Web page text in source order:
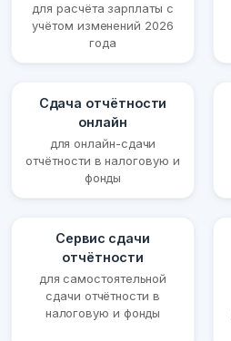
для расчёта зарплаты с
учётом изменений 2026
года
Сдача отчётности
онлайн
для онлайн-сдачи
отчётности в налоговую и
фонды
Сервис сдачи
отчётности
для самостоятельной
сдачи отчётности в
налоговую и фонды